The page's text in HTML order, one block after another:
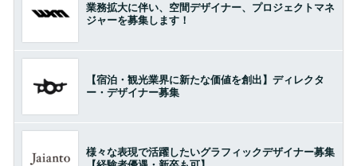
業務拡大に伴い、空間デザイナー、プロジェクトマネ
ジャーを募集します！
【宿泊・観光業界に新たな価値を創出】ディレクタ
ー・デザイナー募集
様々な表現で活躍したいグラフィックデザイナー募集